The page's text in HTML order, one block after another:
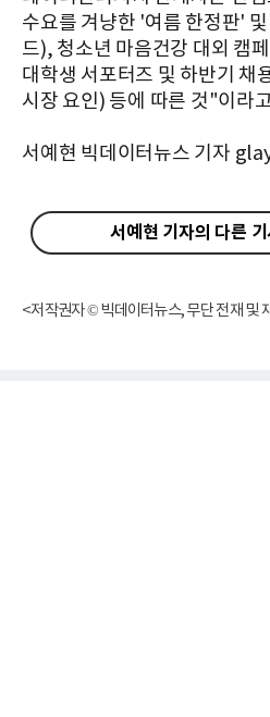
수요를 겨냥한 '여름 한정판'
드), 청소년 마음건강 대외 캠
대학생 서포터즈 및 하반기 채
시장 요인) 등에 따른 것"이라
서예현 빅데이터뉴스 기자
서예현 기자의 다른 기
<저작권자 © 빅데이터뉴스, 무단 전재 및